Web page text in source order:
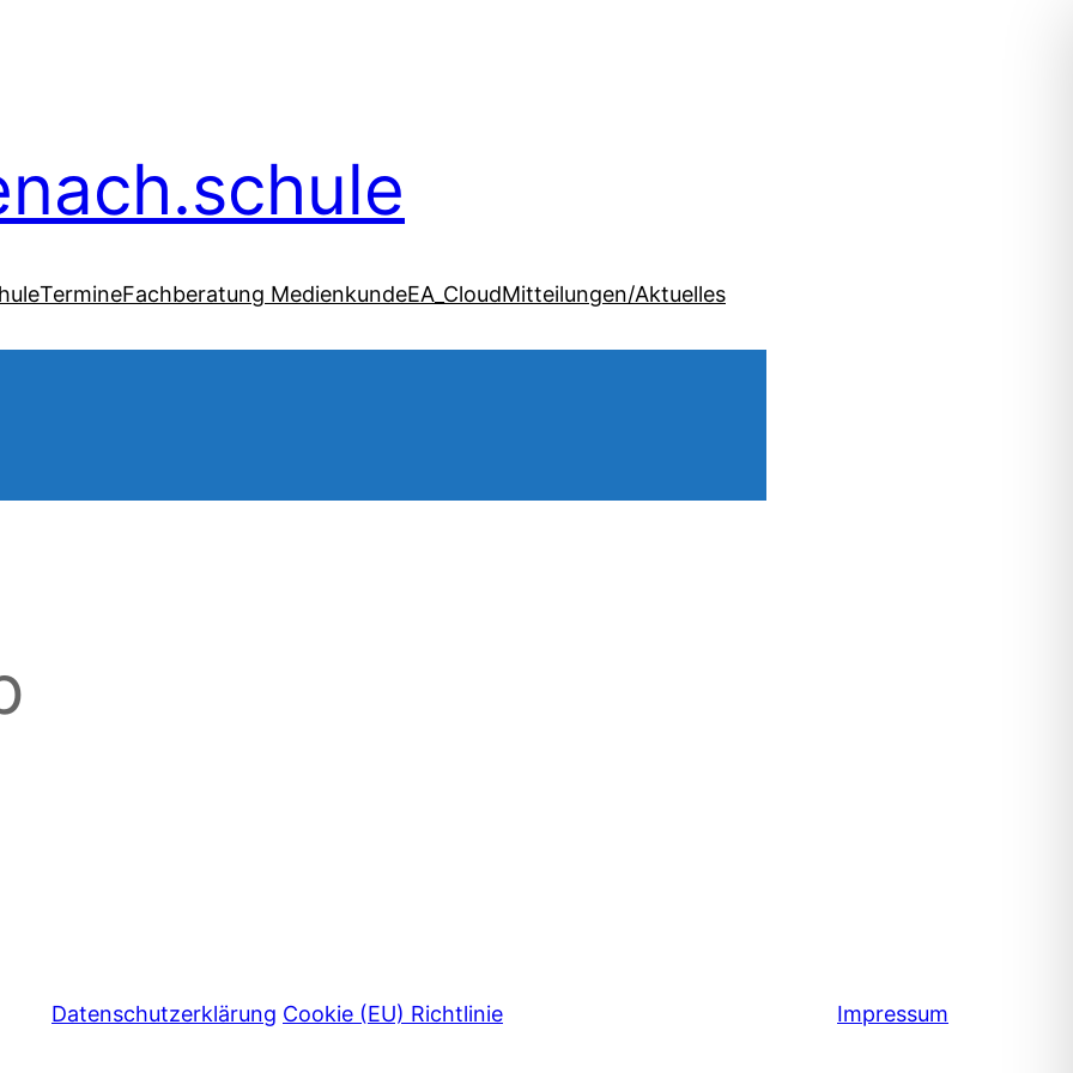
TermineFachberatung MedienkundeEA_CloudMitteilungen/Aktuelles
Datenschutzerklärung Cookie (EU) Richtlinie Impressum